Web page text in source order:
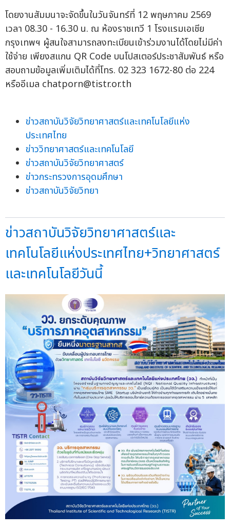
โดยงานสัมมนาจะจัดขึ้นในวันจันทร์ที่ 12 พฤษภาคม 2569
เวลา 08.30 - 16.30 น. ณ ห้องราชเทวี 1 โรงแรมเอเชีย
กรุงเทพฯ ผู้สนใจสามารถลงทะเบียนเข้าร่วมงานได้โดยไม่มีค่า
ใช้จ่าย เพียงสแกน QR Code บนโปสเตอร์ประชาสัมพันธ์ หรือ
สอบถามข้อมูลเพิ่มเติมได้ที่โทร. 02 323 1672-80 ต่อ 224
หรืออีเมล chatporn@tistr.or.th
ข่าวสถาบันวิจัยวิทยาศาสตร์และเทคโนโลยีแห่ง
ประเทศไทย
ข่าววิทยาศาสตร์และเทคโนโลยี
ข่าวสถาบันวิจัยวิทยาศาสตร์
ข่าวกระทรวงการอุดมศึกษา
ข่าวสถาบันวิจัยวิทยา
ข่าวสถาบันวิจัยวิทยาศาสตร์และ
เทคโนโลยีแห่งประเทศไทย+วิทยาศาสตร์
และเทคโนโลยีวันนี้